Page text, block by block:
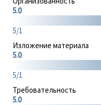
5.0
5/1
Изложение материала
5.0
5/1
Требовательность
5.0